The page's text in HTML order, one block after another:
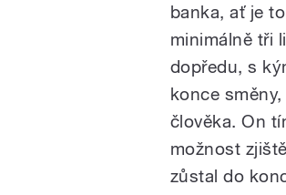
banka, ať je
minimálně tři
dopředu, s
konce
člověka. On
možnost
zůstal do